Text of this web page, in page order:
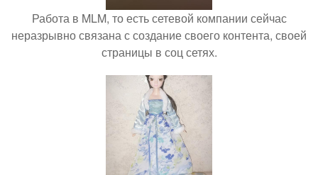
Работа в MLM, то есть сетевой компании сейчас
неразрывно связана с создание своего контента, своей
страницы в соц сетях.